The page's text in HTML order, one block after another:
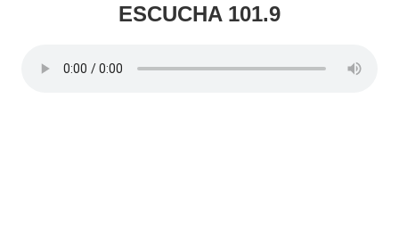
ESCUCHA 101.9